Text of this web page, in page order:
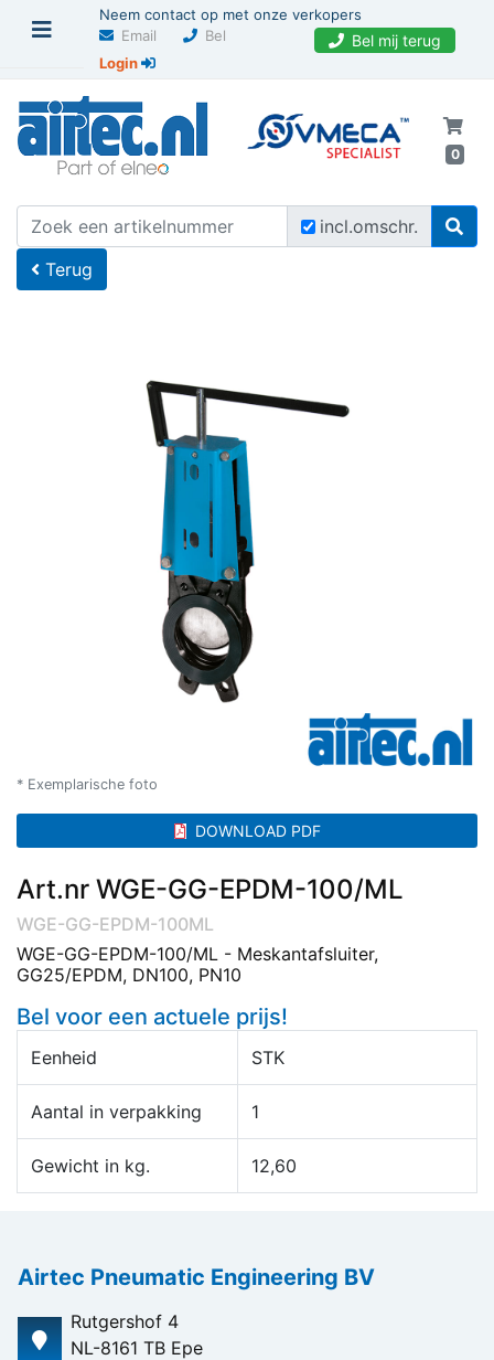
Neem contact op met onze verkopers
Email
Bel Bel mij terug
Login
0
incl.omschr.
U bevindt zich hier Home
Terug
* Exemplarische foto
DOWNLOAD PDF
Art.nr WGE-GG-EPDM-100/ML
WGE-GG-EPDM-100ML
WGE-GG-EPDM-100/ML - Meskantafsluiter,
GG25/EPDM, DN100, PN10
Bel voor een actuele prijs!
Eenheid STK
Aantal in verpakking 1
Gewicht in kg. 12,60
Airtec Pneumatic Engineering BV
Rutgershof 4
NL-8161 TB Epe